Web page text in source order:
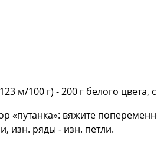
м/100 г) - 200 г белого
«путанка»: вяжите
изн. ряды - изн. петли.